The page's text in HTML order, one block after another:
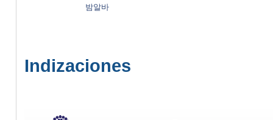
밤알바
Indizaciones